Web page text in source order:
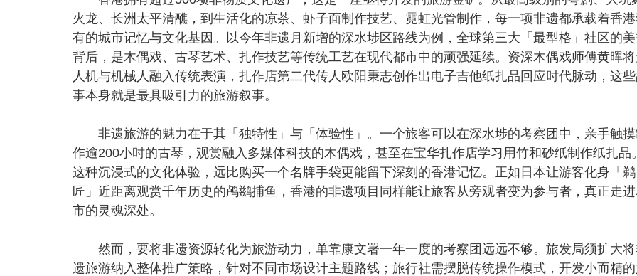
火龙、长洲太平清醮，到生活化的凉茶、虾子面制作技艺、霓虹光管制作，每一项非遗都承载着香
有的城市记忆与文化基因。以今年非遗月新增的深水埗区路线为例，全球第三大「最型格」社区的
背后，是木偶戏、古琴艺术、扎作技艺等传统工艺在现代都市中的顽强延续。资深木偶戏师傅黄晖
人机与机械人融入传统表演，扎作店第二代传人欧阳秉志创作出电子吉他纸扎品回应时代脉动，这
事本身就是最具吸引力的旅游叙事。
非遗旅游的魅力在于其「独特性」与「体验性」。一个旅客可以在深水埗的考察团中，亲手触摸
作逾200小时的古琴，观赏融入多媒体科技的木偶戏，甚至在宝华扎作店学习用竹和砂纸制作纸扎品。
这种沉浸式的文化体验，远比购买一个名牌手袋更能留下深刻的香港记忆。正如日本让游客化身「鹈
匠」近距离观赏千年历史的鸬鹚捕鱼，香港的非遗项目同样能让旅客从旁观者变为参与者，真正走
市的灵魂深处。
然而，要将非遗资源转化为旅游动力，单靠康文署一年一度的考察团远远不够。旅发局须扩大
遗旅游纳入整体推广策略，针对不同市场设计主题路线；旅行社需摆脱传统操作模式，开发小而精